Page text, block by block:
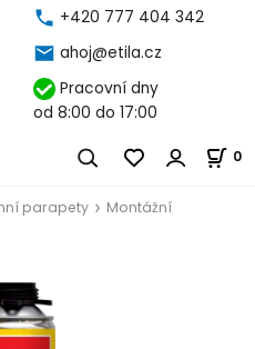
+420 777 404 342
ahoj@etila.cz
Pracovní dny
od 8:00 do 17:00
0
parapety
Montážní